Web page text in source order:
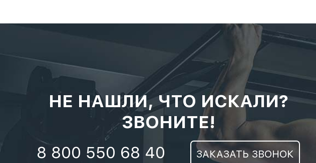
НЕ НАШЛИ, ЧТО ИСКАЛИ?
ЗВОНИТЕ!
8 800 550 68 40 ЗАКАЗАТЬ ЗВОНОК